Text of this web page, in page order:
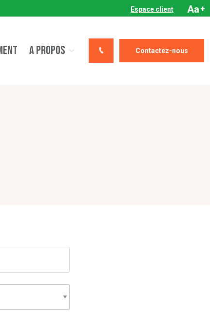
Espace client Aa +
A PROPOS Contactez-nous